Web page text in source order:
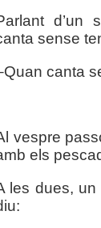
d’un
sense
canta
vespre
els
les dues, un